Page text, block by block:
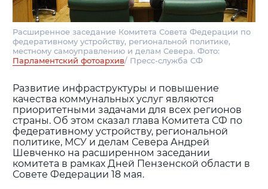
Расширенное заседание Комитета Совета Федерации по
федеративному устройству, региональной политике,
местному самоуправлению и делам Севера. Фото:
Парламентский фотоархив/ Пресс-служба СФ
Развитие инфраструктуры и повышение
качества коммунальных услуг являются
приоритетными задачами для всех регионов
страны. Об этом сказал глава Комитета СФ по
федеративному устройству, региональной
политике, МСУ и делам Севера Андрей
Шевченко на расширенном заседании
комитета в рамках Дней Пензенской области в
Совете Федерации 18 мая.